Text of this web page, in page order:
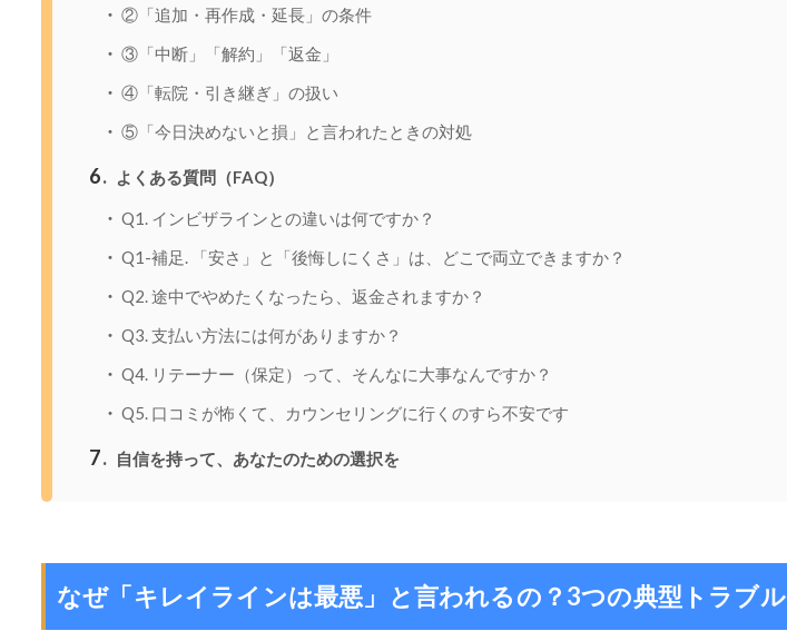
②「追加・再作成・延長」の条件
③「中断」「解約」「返金」
④「転院・引き継ぎ」の扱い
⑤「今日決めないと損」と言われたときの対処
6 よくある質問（FAQ）
Q1. インビザラインとの違いは何ですか？
Q1-補足. 「安さ」と「後悔しにくさ」は、どこで両立できますか？
Q2. 途中でやめたくなったら、返金されますか？
Q3. 支払い方法には何がありますか？
Q4. リテーナー（保定）って、そんなに大事なんですか？
Q5. 口コミが怖くて、カウンセリングに行くのすら不安です
7 自信を持って、あなたのための選択を
なぜ「キレイラインは最悪」と言われるの？3つの典型トラブル